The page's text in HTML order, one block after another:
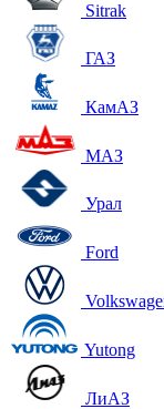
Sitrak
ГАЗ
КамАЗ
МАЗ
Урал
Ford
Yutong
ЛиАЗ